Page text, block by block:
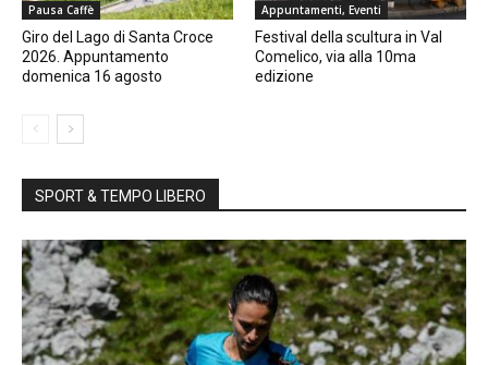
Pausa Caffè
Giro del Lago di Santa Croce
2026. Appuntamento
domenica 16 agosto
Appuntamenti, Eventi
Festival della scultura in Val
Comelico, via alla 10ma
edizione
SPORT & TEMPO LIBERO